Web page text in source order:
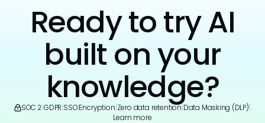
Ready to try AI
built on your
knowledge?
SOC 2 GDPR SSO|Encryption Zero data retention Data Masking (DLP)
Learn more